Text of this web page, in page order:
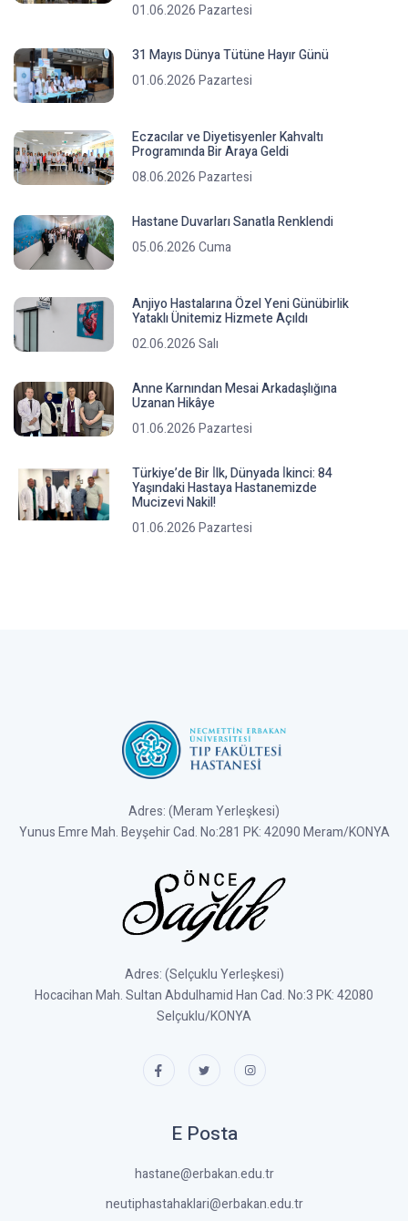
01.06.2026 Pazartesi
31 Mayıs Dünya Tütüne Hayır Günü
01.06.2026 Pazartesi
Eczacılar ve Diyetisyenler Kahvaltı
Programında Bir Araya Geldi
08.06.2026 Pazartesi
Hastane Duvarları Sanatla Renklendi
05.06.2026 Cuma
Anjiyo Hastalarına Özel Yeni Günübirlik
Yataklı Ünitemiz Hizmete Açıldı
02.06.2026 Salı
Anne Karnından Mesai Arkadaşlığına
Uzanan Hikâye
01.06.2026 Pazartesi
Türkiye’de Bir İ̇lk, Dünyada İ̇kinci: 84
Yaşındaki Hastaya Hastanemizde
Mucizevi Nakil!
01.06.2026 Pazartesi
Adres: (Meram Yerleşkesi)
Yunus Emre Mah. Beyşehir Cad. No:281 PK: 42090 Meram/KONYA
Adres: (Selçuklu Yerleşkesi)
Hocacihan Mah. Sultan Abdulhamid Han Cad. No:3 PK: 42080
Selçuklu/KONYA
E Posta
hastane@erbakan.edu.tr
neutiphastahaklari@erbakan.edu.tr